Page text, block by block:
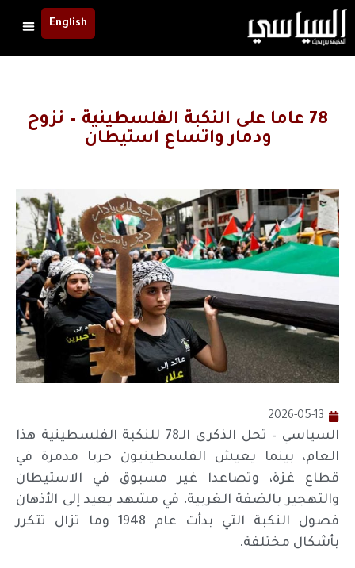
English
78 عاما على النكبة الفلسطينية – نزوح
ودمار واتساع استيطان
2026-05-13
السياسي – تحل الذكرى الـ78 للنكبة الفلسطينية هذا
العام، بينما يعيش الفلسطينيون حربا مدمرة في
قطاع غزة، وتصاعدا غير مسبوق في الاستيطان
والتهجير بالضفة الغربية، في مشهد يعيد إلى الأذهان
فصول النكبة التي بدأت عام 1948 وما تزال تتكرر
بأشكال مختلفة.